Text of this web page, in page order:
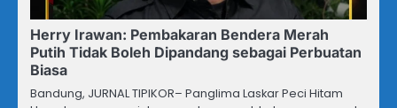
Herry Irawan: Pembakaran Bendera Merah
Putih Tidak Boleh Dipandang sebagai Perbuatan
Biasa
Bandung, JURNAL TIPIKOR– Panglima Laskar Peci Hitam